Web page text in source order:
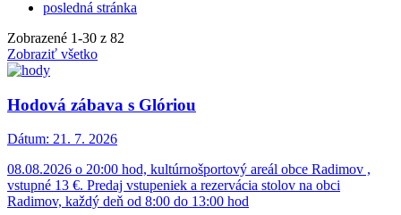
posledná stránka
Zobrazené 1-30 z 82
Zobraziť všetko
Hodová zábava s Glóriou
Dátum: 21. 7. 2026
08.08.2026 o 20:00 hod, kultúrnošportový areál obce Radimov ,
vstupné 13 €. Predaj vstupeniek a rezervácia stolov na obci
Radimov, každý deň od 8:00 do 13:00 hod